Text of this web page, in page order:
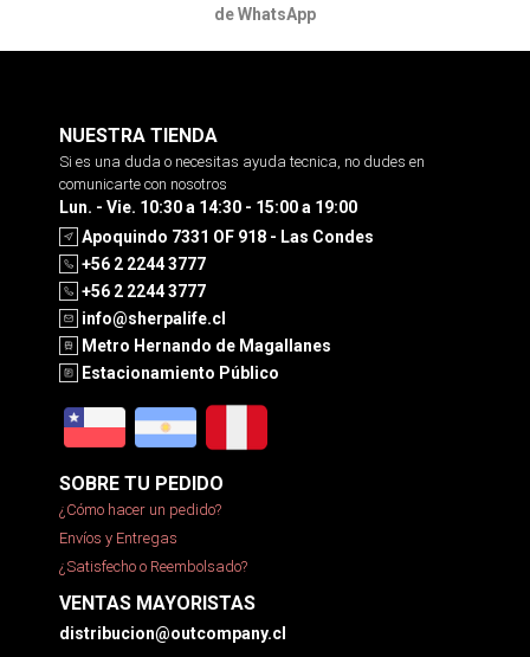
de WhatsApp
NUESTRA TIENDA
Si es una duda o necesitas ayuda tecnica, no dudes en
comunicarte con nosotros
Lun. - Vie. 10:30 a 14:30 - 15:00 a 19:00
Apoquindo 7331 OF 918 - Las Condes
+56 2 2244 3777
+56 2 2244 3777
info@sherpalife.cl
Metro Hernando de Magallanes
Estacionamiento Público
SOBRE TU PEDIDO
¿Cómo hacer un pedido?
Envíos y Entregas
¿Satisfecho o Reembolsado?
VENTAS MAYORISTAS
distribucion@outcompany.cl